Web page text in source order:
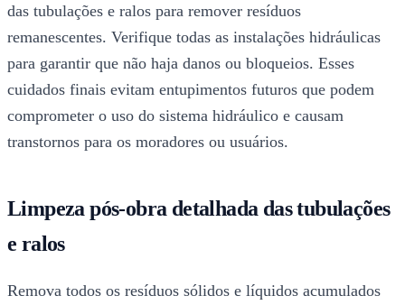
das tubulações e ralos para remover resíduos
remanescentes. Verifique todas as instalações hidráulicas
para garantir que não haja danos ou bloqueios. Esses
cuidados finais evitam entupimentos futuros que podem
comprometer o uso do sistema hidráulico e causam
transtornos para os moradores ou usuários.
Limpeza pós-obra detalhada das tubulações
e ralos
Remova todos os resíduos sólidos e líquidos acumulados